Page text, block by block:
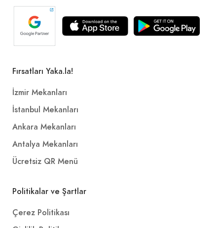
Fırsatları Yaka.la!
İzmir Mekanları
İstanbul Mekanları
Ankara Mekanları
Antalya Mekanları
Ücretsiz QR Menü
Politikalar ve Şartlar
Çerez Politikası